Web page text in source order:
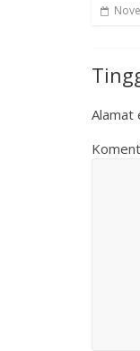
Alamat